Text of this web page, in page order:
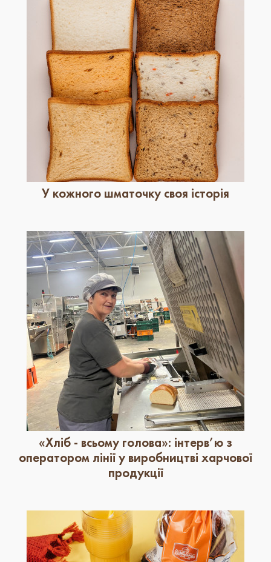
У кожного шматочку своя історія
​«Хліб - всьому голова»: інтерв’ю з
оператором лінії у виробництві харчової
продукції